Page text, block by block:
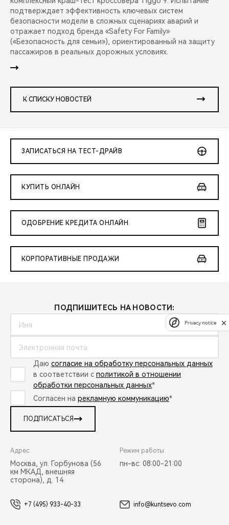
подтверждает эффективность ключевых систем
безопасности модели в сложных сценариях аварий и
отражает подход бренда «Safety For Family»
(«Безопасность для семьи»), ориентированный на защиту
пассажиров в реальных дорожных условиях.
К СПИСКУ НОВОСТЕЙ
ЗАПИСАТЬСЯ НА ТЕСТ-ДРАЙВ
КУПИТЬ ОНЛАЙН
ОДОБРЕНИЕ КРЕДИТА ОНЛАЙН
КОРПОРАТИВНЫЕ ПРОДАЖИ
ПОДПИШИТЕСЬ НА НОВОСТИ:
Даю согласие на обработку персональных данных
в соответствии с политикой в отношении
обработки персональных данных*
Согласен на рекламную коммуникацию*
ПОДПИСАТЬСЯ
Адрес:
Москва, ул. Горбунова (56
км МКАД, внешняя
сторона), д. 14
Режим работы:
пн-вс: 08:00-21:00
+7 (495) 933-40-33 info@kuntsevo.com
Privacy notice